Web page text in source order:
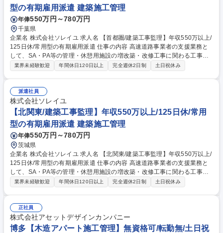
型の有期雇用派遣 建築施工管理
年俸550万円～780万円
千葉県
企業名 株式会社ソレイユ 求人名 【首都圏/建築工事監理】年収550万以上/
125日休/常用型の有期雇用派遣 仕事の内容 高速道路事業者の支援業務と
して、SA・PA等の管理・休憩用施設の増改築・改修工事に関わる工事監
督業務をお任せします。発注者の補助的立場で専門技術的なサポートを行
的アドバイス ■NEXCOグループ会社の出先機関等への常駐 【業務内容の
変更範囲】当社の指定する業務 募集職種 【首都圏/建築工事監理】年収55
0万以上/125日休/常用型の有期雇用派遣
業界未経験歓迎 年間休日120日以上 完全週休2日制 土日祝休み
派遣社員
株式会社ソレイユ
【北関東/建築工事監理】年収550万以上/125日休/常用
型の有期雇用派遣 建築施工管理
年俸550万円～780万円
茨城県
企業名 株式会社ソレイユ 求人名 【北関東/建築工事監理】年収550万以上/
125日休/常用型の有期雇用派遣 仕事の内容 高速道路事業者の支援業務と
して、SA・PA等の管理・休憩用施設の増改築・改修工事に関わる工事監
督業務をお任せします。発注者の補助的立場で専門技術的なサポートを行
的アドバイス ■NEXCOグループ会社の出先機関等への常駐 【業務内容の
変更範囲】当社の指定する業務 募集職種 【北関東/建築工事監理】年収55
0万以上/125日休/常用型の有期雇用派遣
業界未経験歓迎 年間休日120日以上 完全週休2日制 土日祝休み
正社員
株式会社アセットデザインカンパニー
博多【木造アパート施工管理】無資格可/転勤無/土日祝